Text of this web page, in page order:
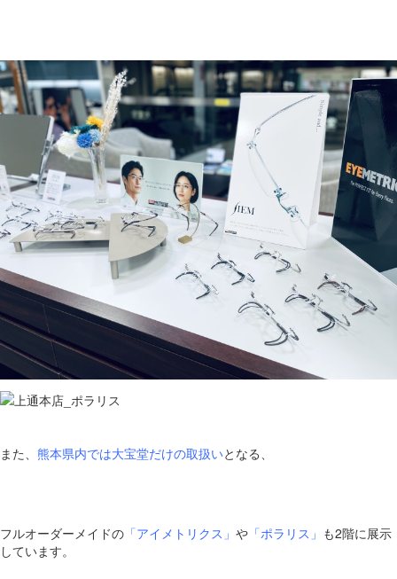
また、 熊本県内では大宝堂だけの取扱いとなる、
フルオーダーメイドの 「アイメトリクス」 や 「ポラリス」 も2階に展示
しています。